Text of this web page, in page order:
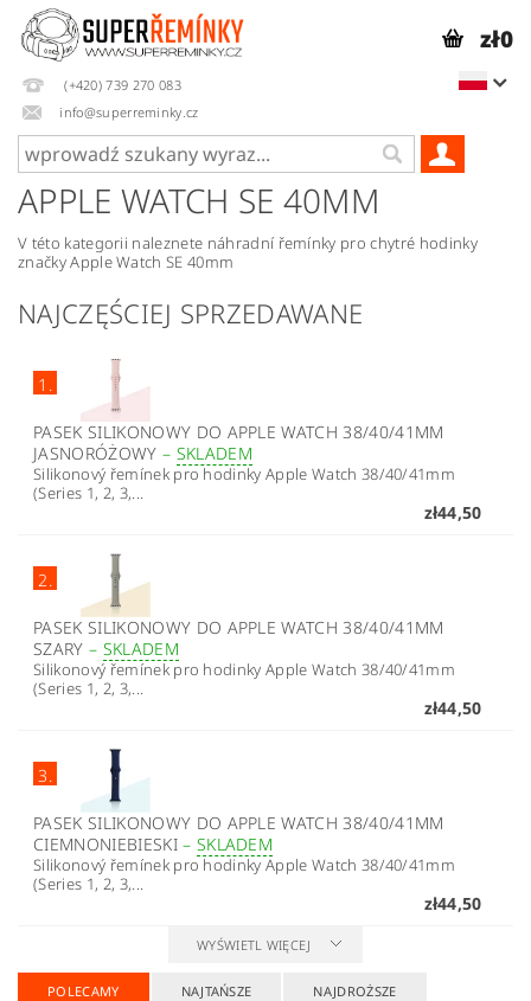
(+420) 739 270 083
info@superreminky.cz
zł0
APPLE WATCH SE 40MM
V této kategorii naleznete náhradní řemínky pro chytré hodinky
značky Apple Watch SE 40mm
NAJCZĘŚCIEJ SPRZEDAWANE
1.
PASEK SILIKONOWY DO APPLE WATCH 38/40/41MM
JASNORÓŻOWY – SKLADEM
Silikonový řemínek pro hodinky Apple Watch 38/40/41mm
(Series 1, 2, 3,...
zł44,50
2.
PASEK SILIKONOWY DO APPLE WATCH 38/40/41MM
SZARY– SKLADEM
Silikonový řemínek pro hodinky Apple Watch 38/40/41mm
(Series 1, 2, 3,...
zł44,50
3.
PASEK SILIKONOWY DO APPLE WATCH 38/40/41MM
CIEMNONIEBIESKI– SKLADEM
Silikonový řemínek pro hodinky Apple Watch 38/40/41mm
(Series 1, 2, 3,...
zł44,50
WYŚWIETL WIĘCEJ
POLECAMY NAJTAŃSZE NAJDROŻSZE